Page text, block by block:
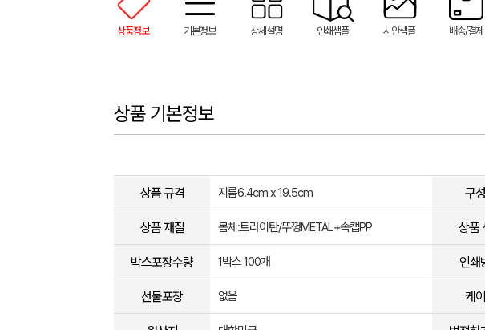
상품정보 기본정보 상세설명 인쇄샘플 시안샘플 배송/결제
상품 기본정보
상품 규격 지름6.4cm x 19.5cm 구
상품 재질 몸체:트라이탄/뚜껑METAL+속캡PP 상품
박스포장수량 1박스 100개 인쇄
선물포장 없음 케